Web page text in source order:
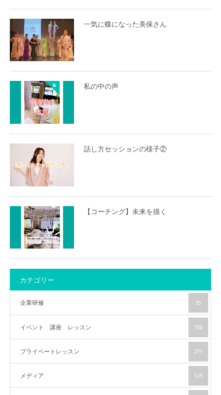
一気に蝶になった美保さん
私の中の声
話し方セッションの様子②
【コーチング】未来を描く
カテゴリー
企業研修 35
イベント 講座 レッスン 706
プライベートレッスン 271
メディア 125